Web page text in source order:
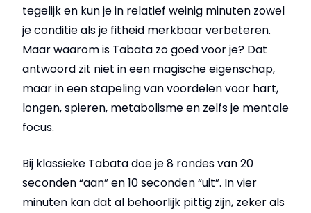
tegelijk en kun je in relatief weinig minuten zowel
je conditie als je fitheid merkbaar verbeteren.
Maar waarom is Tabata zo goed voor je? Dat
antwoord zit niet in een magische eigenschap,
maar in een stapeling van voordelen voor hart,
longen, spieren, metabolisme en zelfs je mentale
focus.
Bij klassieke Tabata doe je 8 rondes van 20
seconden “aan” en 10 seconden “uit”. In vier
minuten kan dat al behoorlijk pittig zijn, zeker als